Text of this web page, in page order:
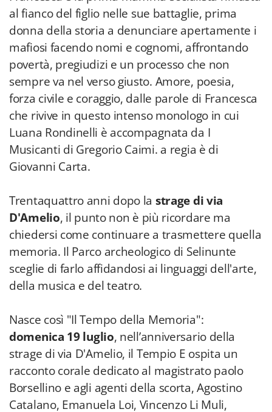
al fianco del figlio nelle sue battaglie, prima
donna della storia a denunciare apertamente i
mafiosi facendo nomi e cognomi, affrontando
povertà, pregiudizi e un processo che non
sempre va nel verso giusto. Amore, poesia,
forza civile e coraggio, dalle parole di Francesca
che rivive in questo intenso monologo in cui
Luana Rondinelli è accompagnata da I
Musicanti di Gregorio Caimi. a regia è di
Giovanni Carta.
Trentaquattro anni dopo la strage di via
D'Amelio, il punto non è più ricordare ma
chiedersi come continuare a trasmettere quella
memoria. Il Parco archeologico di Selinunte
sceglie di farlo affidandosi ai linguaggi dell'arte,
della musica e del teatro.
Nasce così "Il Tempo della Memoria":
domenica 19 luglio, nell’anniversario della
strage di via D'Amelio, il Tempio E ospita un
racconto corale dedicato al magistrato paolo
Borsellino e agli agenti della scorta, Agostino
Catalano, Emanuela Loi, Vincenzo Li Muli,